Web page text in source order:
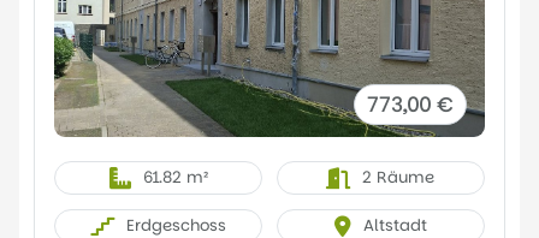
773,00 €
61.82 m² 2 Räume
Erdgeschoss Altstadt